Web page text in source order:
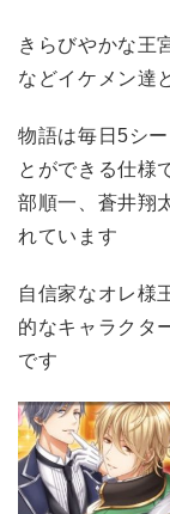
きらびやかな王
などイケメン達
物語は毎日5シ
とができる仕様
部順一、蒼井翔
れています
自信家なオレ様
的なキャラクタ
です